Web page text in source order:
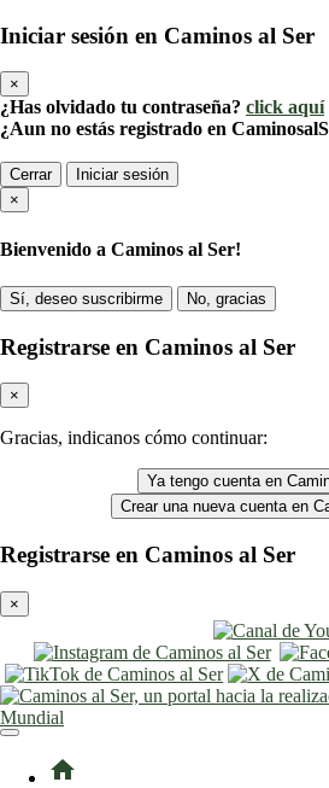
Iniciar sesión en Caminos al Ser
×
¿Has olvidado tu contraseña? click aquí
¿Aun no estás registrado en
Cerrar
Iniciar sesión
×
Bienvenido a Caminos al Ser!
Sí, deseo suscribirme No, gracias
Registrarse en Caminos al Ser
×
Gracias, indicanos cómo continuar:
Ya tengo cuenta en
Crear una nueva cuenta en
Registrarse en Caminos al Ser
×
home